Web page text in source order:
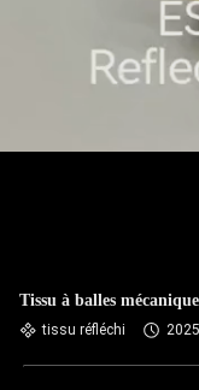
Tissu à balles
tissu réfléchi